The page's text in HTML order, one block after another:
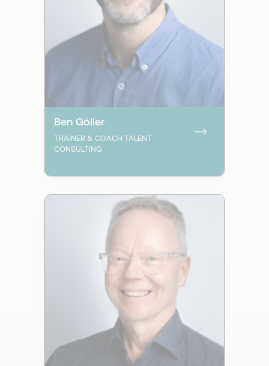
Ben Göller
TRAINER & COACH TALENT
CONSULTING